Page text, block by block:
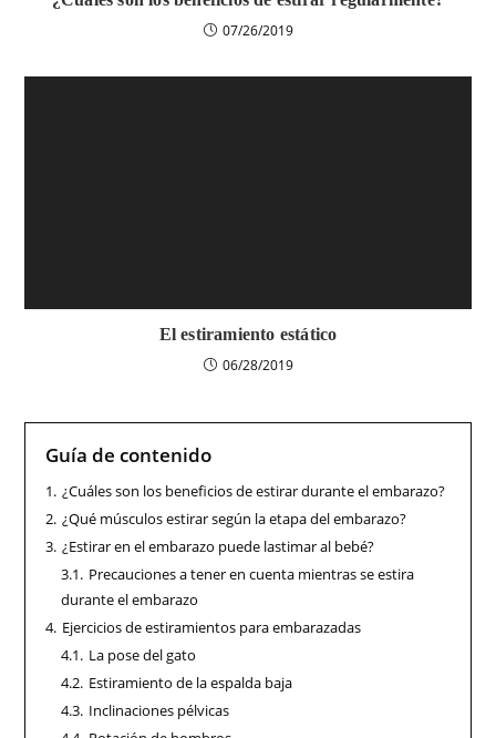
07/26/2019
El estiramiento estático
06/28/2019
Guía de contenido
1. ¿Cuáles son los beneficios de estirar durante el embarazo?
2. ¿Qué músculos estirar según la etapa del embarazo?
3. ¿Estirar en el embarazo puede lastimar al bebé?
3.1. Precauciones a tener en cuenta mientras se estira
durante el embarazo
4. Ejercicios de estiramientos para embarazadas
4.1. La pose del gato
4.2. Estiramiento de la espalda baja
4.3. Inclinaciones pélvicas